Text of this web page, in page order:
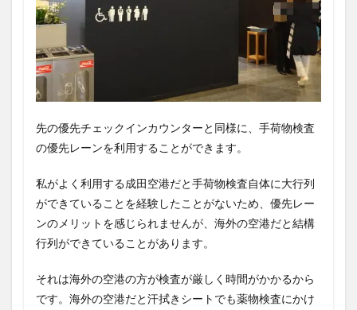
先の優先チェックインカウンターと同様に、手荷物検査
の優先レーンを利用することができます。
私がよく利用する成田空港だと手荷物検査自体に大行列
ができていることを経験したことがないため、優先レー
ンのメリットを感じられませんが、海外の空港だと結構
行列ができていることがあります。
それは海外の空港の方が検査が厳しく時間がかかるから
です。海外の空港だと汗拭きシートでも薬物検査にかけ